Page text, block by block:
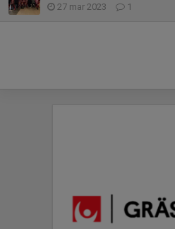
27 mar 2023 1